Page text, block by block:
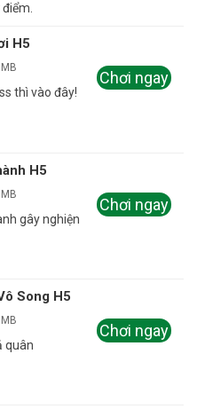
H5
thì vào đây!
Chơi ngay
H5
gây nghiện
Chơi ngay
Song H5
quân
Chơi ngay